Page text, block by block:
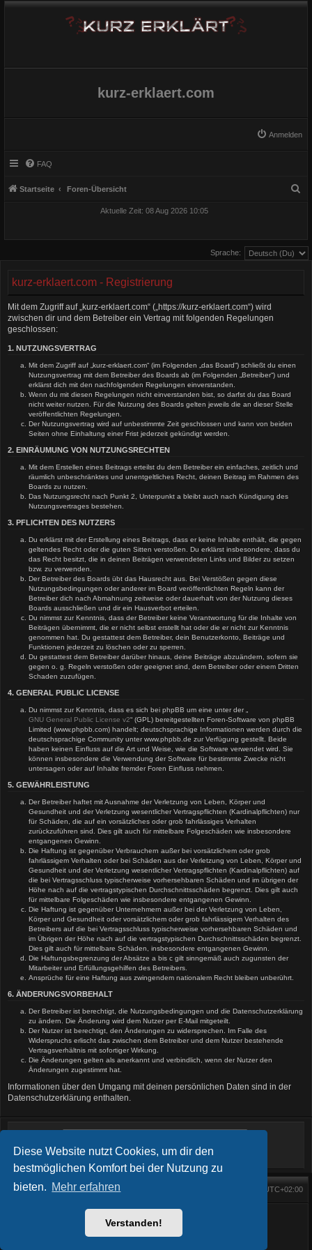
Diese Website nutzt Cookies, um dir den
bestmöglichen Komfort bei der Nutzung zu
bieten. Mehr erfahren
Verstanden!
kurz-erklaert.com
Anmelden
FAQ
Startseite Foren-Übersicht
e
Aktuelle Zeit: 08 Aug 2026 10:05
Sprache:
kurz-erklaert.com - Registrierung
Mit dem Zugriff auf „kurz-erklaert.com“ („https://kurz-erklaert.com“) wird
zwischen dir und dem Betreiber ein Vertrag mit folgenden Regelungen
geschlossen:
1. NUTZUNGSVERTRAG
Mit dem Zugriff auf „kurz-erklaert.com“ (im Folgenden „das Board“) schließt du einen
Nutzungsvertrag mit dem Betreiber des Boards ab (im Folgenden „Betreiber“) und
erklärst dich mit den nachfolgenden Regelungen einverstanden.
Wenn du mit diesen Regelungen nicht einverstanden bist, so darfst du das Board
nicht weiter nutzen. Für die Nutzung des Boards gelten jeweils die an dieser Stelle
veröffentlichten Regelungen.
Der Nutzungsvertrag wird auf unbestimmte Zeit geschlossen und kann von beiden
Seiten ohne Einhaltung einer Frist jederzeit gekündigt werden.
2. EINRÄUMUNG VON NUTZUNGSRECHTEN
Mit dem Erstellen eines Beitrags erteilst du dem Betreiber ein einfaches, zeitlich und
räumlich unbeschränktes und unentgeltliches Recht, deinen Beitrag im Rahmen des
Boards zu nutzen.
Das Nutzungsrecht nach Punkt 2, Unterpunkt a bleibt auch nach Kündigung des
Nutzungsvertrages bestehen.
3. PFLICHTEN DES NUTZERS
Du erklärst mit der Erstellung eines Beitrags, dass er keine Inhalte enthält, die gegen
geltendes Recht oder die guten Sitten verstoßen. Du erklärst insbesondere, dass du
das Recht besitzt, die in deinen Beiträgen verwendeten Links und Bilder zu setzen
bzw. zu verwenden.
Der Betreiber des Boards übt das Hausrecht aus. Bei Verstößen gegen diese
Nutzungsbedingungen oder anderer im Board veröffentlichten Regeln kann der
Betreiber dich nach Abmahnung zeitweise oder dauerhaft von der Nutzung dieses
Boards ausschließen und dir ein Hausverbot erteilen.
Du nimmst zur Kenntnis, dass der Betreiber keine Verantwortung für die Inhalte von
Beiträgen übernimmt, die er nicht selbst erstellt hat oder die er nicht zur Kenntnis
genommen hat. Du gestattest dem Betreiber, dein Benutzerkonto, Beiträge und
Funktionen jederzeit zu löschen oder zu sperren.
Du gestattest dem Betreiber darüber hinaus, deine Beiträge abzuändern, sofern sie
gegen o. g. Regeln verstoßen oder geeignet sind, dem Betreiber oder einem Dritten
Schaden zuzufügen.
4. GENERAL PUBLIC LICENSE
Du nimmst zur Kenntnis, dass es sich bei phpBB um eine unter der „
GNU General Public License v2“ (GPL) bereitgestellten Foren-Software von phpBB
Limited (www.phpbb.com) handelt; deutschsprachige Informationen werden durch die
deutschsprachige Community unter www.phpbb.de zur Verfügung gestellt. Beide
haben keinen Einfluss auf die Art und Weise, wie die Software verwendet wird. Sie
können insbesondere die Verwendung der Software für bestimmte Zwecke nicht
untersagen oder auf Inhalte fremder Foren Einfluss nehmen.
5. GEWÄHRLEISTUNG
Der Betreiber haftet mit Ausnahme der Verletzung von Leben, Körper und
Gesundheit und der Verletzung wesentlicher Vertragspflichten (Kardinalpflichten) nur
für Schäden, die auf ein vorsätzliches oder grob fahrlässiges Verhalten
zurückzuführen sind. Dies gilt auch für mittelbare Folgeschäden wie insbesondere
entgangenen Gewinn.
Die Haftung ist gegenüber Verbrauchern außer bei vorsätzlichem oder grob
fahrlässigem Verhalten oder bei Schäden aus der Verletzung von Leben, Körper und
Gesundheit und der Verletzung wesentlicher Vertragspflichten (Kardinalpflichten) auf
die bei Vertragsschluss typischerweise vorhersehbaren Schäden und im übrigen der
Höhe nach auf die vertragstypischen Durchschnittsschäden begrenzt. Dies gilt auch
für mittelbare Folgeschäden wie insbesondere entgangenen Gewinn.
Die Haftung ist gegenüber Unternehmern außer bei der Verletzung von Leben,
Körper und Gesundheit oder vorsätzlichem oder grob fahrlässigem Verhalten des
Betreibers auf die bei Vertragsschluss typischerweise vorhersehbaren Schäden und
im Übrigen der Höhe nach auf die vertragstypischen Durchschnittsschäden begrenzt.
Dies gilt auch für mittelbare Schäden, insbesondere entgangenen Gewinn.
Die Haftungsbegrenzung der Absätze a bis c gilt sinngemäß auch zugunsten der
Mitarbeiter und Erfüllungsgehilfen des Betreibers.
Ansprüche für eine Haftung aus zwingendem nationalem Recht bleiben unberührt.
6. ÄNDERUNGSVORBEHALT
Der Betreiber ist berechtigt, die Nutzungsbedingungen und die Datenschutzerklärung
zu ändern. Die Änderung wird dem Nutzer per E-Mail mitgeteilt.
Der Nutzer ist berechtigt, den Änderungen zu widersprechen. Im Falle des
Widerspruchs erlischt das zwischen dem Betreiber und dem Nutzer bestehende
Vertragsverhältnis mit sofortiger Wirkung.
Die Änderungen gelten als anerkannt und verbindlich, wenn der Nutzer den
Änderungen zugestimmt hat.
Informationen über den Umgang mit deinen persönlichen Daten sind in der
Datenschutzerklärung enthalten.
Startseite Foren-Übersicht UTC+02:00
® Forum Software © phpBB Limited
FanFanlaTuFlippe
Deutsche Übersetzung durchphpBB.de